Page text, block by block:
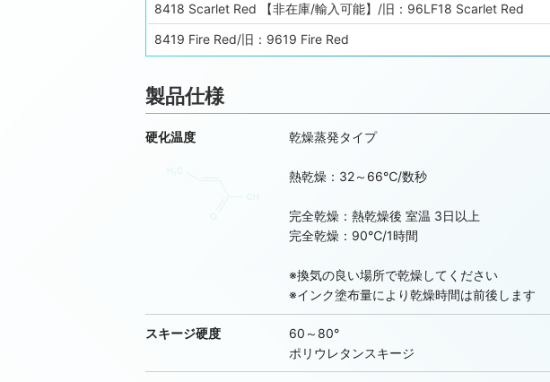
8418 Scarlet Red 【非在庫/輸入可能】/旧：96LF18 Scarlet Red
8419 Fire Red/旧：9619 Fire Red
8421 Peacock Blue 【非在庫/輸入可能】/旧：9621 Peacock Blue
8422 Ultra Blue/旧：9622 Ultra Blue
8427 Mixing/Overprint Clear/旧：9627 Mixing/Overprint Clear
8450 Barrier White/旧：9650 Barrier White
シングルピグメントトナー
8480 Yellow Toner 【非在庫/輸入可能】/旧：9680 Yellow Toner
8481 Orange Toner 【非在庫/輸入可能】/旧：9681 Orange Toner
8482 Carmine Toner 【非在庫/輸入可能】/旧：9682 Carmine Toner
製品仕様
硬化温度 乾燥蒸発タイプ
熱乾燥：32～66℃/数秒
完全乾燥：熱乾燥後 室温 3日以上
完全乾燥：90℃/1時間
※換気の良い場所で乾燥してください
※インク塗布量により乾燥時間は前後します
スキージ硬度
60～80°
ポリウレタンスキージ